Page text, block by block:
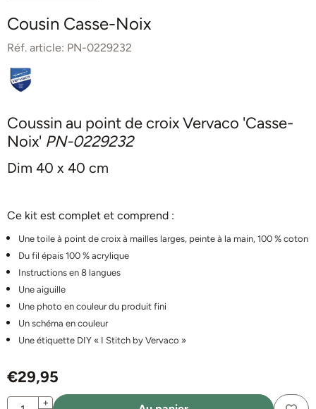
Cousin Casse-Noix
Réf. article: PN-0229232
Coussin au point de croix Vervaco 'Casse-
Noix' PN-0229232
Dim 40 x 40 cm
Ce kit est complet et comprend :
Une toile à point de croix à mailles larges, peinte à la main, 100 % coton
Du fil épais 100 % acrylique
Instructions en 8 langues
Une aiguille
Une photo en couleur du produit fini
Un schéma en couleur
Une étiquette DIY « I Stitch by Vervaco »
€29,95
Quantité
+